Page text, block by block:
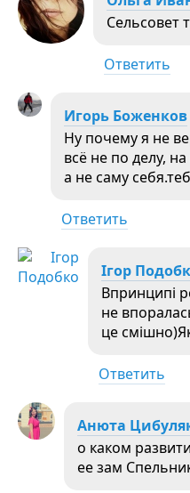
Сельсовет
Ответить
Игорь Боженков
Ну почему я не
всё не по делу,
а не саму
Ответить
Ігор
Впринципі
не
це
Ответить
Анюта
о каком
ее зам